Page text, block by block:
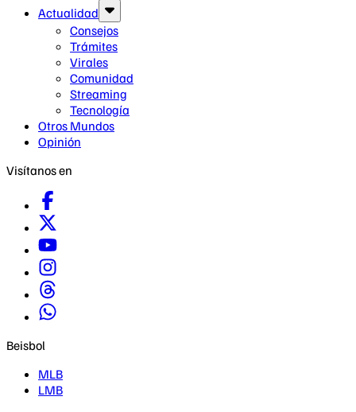
Actualidad
Consejos
Trámites
Virales
Comunidad
Streaming
Tecnología
Otros Mundos
Opinión
Visítanos en
Beisbol
MLB
LMB